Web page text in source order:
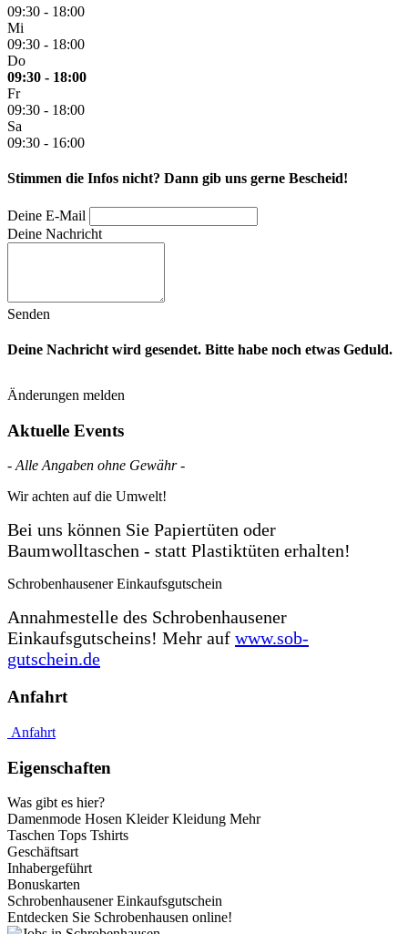
09:30 - 18:00
Mi
09:30 - 18:00
Do
09:30 - 18:00
Fr
09:30 - 18:00
Sa
09:30 - 16:00
Stimmen die Infos nicht? Dann gib uns gerne Bescheid!
Deine E-Mail
Deine Nachricht
Senden
Deine Nachricht wird gesendet. Bitte habe noch etwas Geduld.
Änderungen melden
Aktuelle Events
- Alle Angaben ohne Gewähr -
Wir achten auf die Umwelt!
Bei uns können Sie Papiertüten oder
Baumwolltaschen - statt Plastiktüten erhalten!
Schrobenhausener Einkaufsgutschein
Annahmestelle des Schrobenhausener
Einkaufsgutscheins! Mehr auf www.sob-
gutschein.de
Anfahrt
Anfahrt
Eigenschaften
Was gibt es hier?
Damenmode Hosen Kleider Kleidung Mehr
Taschen Tops Tshirts
Geschäftsart
Inhabergeführt
Bonuskarten
Schrobenhausener Einkaufsgutschein
Entdecken Sie Schrobenhausen online!